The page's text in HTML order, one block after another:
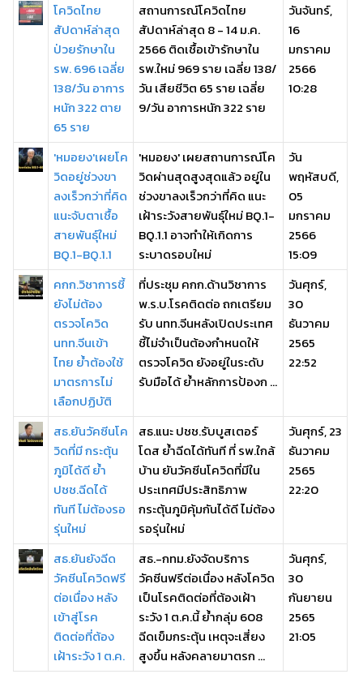
โควิดไทย
สัปดาห์ล่าสุด
ป่วยรักษาใน
รพ. 696 เฉลี่ย
138/วัน อาการ
หนัก 322 ตาย
65 ราย
สถานการณ์โควิดไทย
สัปดาห์ล่าสุด 8 - 14 ม.ค.
2566 ติดเชื้อเข้ารักษาใน
รพ.ใหม่ 969 ราย เฉลี่ย 138/
วัน เสียชีวิต 65 ราย เฉลี่ย
9/วัน อาการหนัก 322 ราย
วันจันทร์,
16
มกราคม
2566
10:28
'หมอยง'เผยโค
วิดอยู่ช่วงขา
ลงเร็วกว่าที่คิด
แนะจับตาเชื้อ
สายพันธุ์ใหม่
BQ.1-BQ.1.1
'หมอยง' เผยสถานการณ์โค
วิดผ่านสุดสูงสุดแล้ว อยู่ใน
ช่วงขาลงเร็วกว่าที่คิด แนะ
เฝ้าระวังสายพันธุ์ใหม่ BQ.1-
BQ.1.1 อาจทำให้เกิดการ
ระบาดรอบใหม่
วัน
พฤหัสบดี,
05
มกราคม
2566
15:09
คกก.วิชาการชี้
ยังไม่ต้อง
ตรวจโควิด
นทท.จีนเข้า
ไทย ย้ำต้องใช้
มาตรการไม่
เลือกปฏิบัติ
ที่ประชุม คกก.ด้านวิชาการ
พ.ร.บ.โรคติดต่อ ถกเตรียม
รับ นทท.จีนหลังเปิดประเทศ
ชี้ไม่จำเป็นต้องกำหนดให้
ตรวจโควิด ยังอยู่ในระดับ
รับมือได้ ย้ำหลักการป้องก ...
วันศุกร์,
30
ธันวาคม
2565
22:52
สธ.ยันวัคซีนโค
วิดที่มี กระตุ้น
ภูมิได้ดี ย้ำ
ปชช.ฉีดได้
ทันที ไม่ต้องรอ
รุ่นใหม่
สธ.แนะ ปชช.รับบูสเตอร์
โดส ย้ำฉีดได้ทันที ที่ รพ.ใกล้
บ้าน ยันวัคซีนโควิดที่มีใน
ประเทศมีประสิทธิภาพ
กระตุ้นภูมิคุ้มกันได้ดี ไม่ต้อง
รอรุ่นใหม่
วันศุกร์, 23
ธันวาคม
2565
22:20
สธ.ยันยังฉีด
วัคซีนโควิดฟรี
ต่อเนื่อง หลัง
เข้าสู่โรค
ติดต่อที่ต้อง
เฝ้าระวัง 1 ต.ค.
สธ.-กทม.ยังจัดบริการ
วัคซีนฟรีต่อเนื่อง หลังโควิด
เป็นโรคติดต่อที่ต้องเฝ้า
ระวัง 1 ต.ค.นี้ ย้ำกลุ่ม 608
ฉีดเข็มกระตุ้น เหตุจะเสี่ยง
สูงขึ้น หลังคลายมาตรก ...
วันศุกร์,
30
กันยายน
2565
21:05